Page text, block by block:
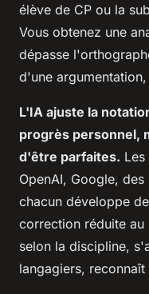
élève de CP ou la
Vous obtenez une
dépasse
d'une
L'IA ajuste la
progrès personnel,
d'être parfaites.
OpenAI, Google,
chacun développe
correction réduite au
selon la discipline,
langagiers,